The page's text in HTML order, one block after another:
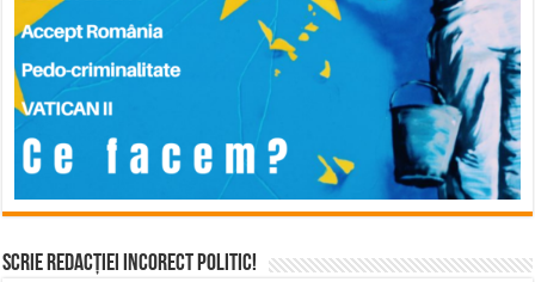
Scrie Redacției Incorect Politic!